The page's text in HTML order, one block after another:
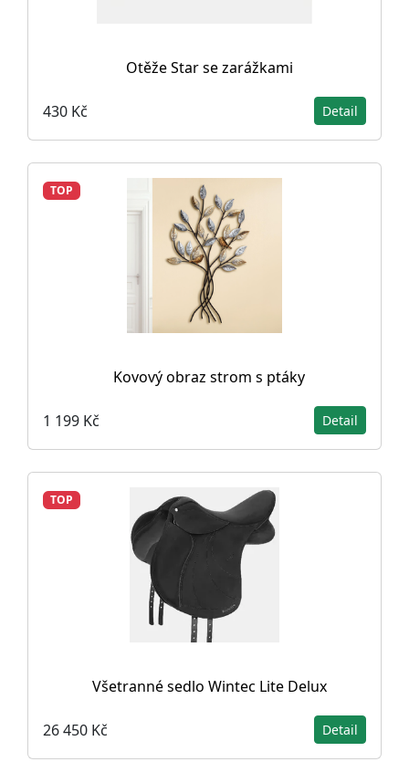
Otěže Star se zarážkami
430 Kč Detail
TOP
Kovový obraz strom s ptáky
1 199 Kč Detail
TOP
Všetranné sedlo Wintec Lite Delux
26 450 Kč Detail